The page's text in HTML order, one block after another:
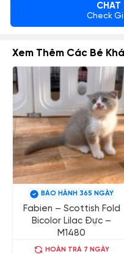
CHAT
Check
Xem Thêm Các Bé
BẢO HÀNH 365 NGÀY
Fabien – Scottish Fold
Bicolor Lilac Đực –
M1480
HOÀN TRẢ 7 NGÀY